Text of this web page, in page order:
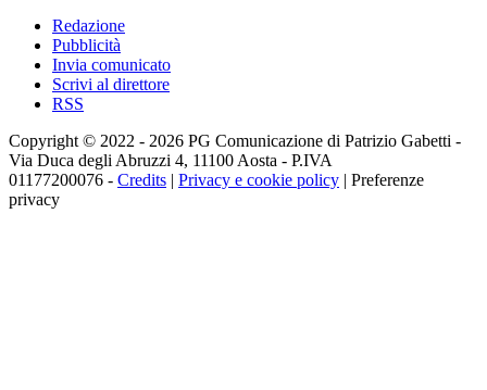
Redazione
Pubblicità
Invia comunicato
Scrivi al direttore
RSS
Copyright © 2022 - 2026 PG Comunicazione di Patrizio Gabetti -
Via Duca degli Abruzzi 4, 11100 Aosta - P.IVA
01177200076 - Credits | Privacy e cookie policy | Preferenze
privacy